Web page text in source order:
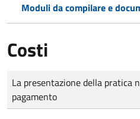
Moduli da compilare e
Costi
Tipo di pagamento
Importo
La presentazione della pratica
pagamento